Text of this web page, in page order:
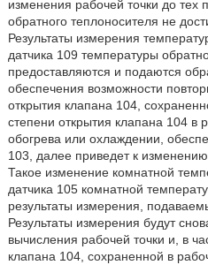
изменения рабочей точки до тех
обратного теплоносителя не
Результаты измерения
датчика 109 температуры
предоставляются и подаются
обеспечения возможности
открытия клапана 104,
степени открытия клапана 104 в
обогрева или охлаждении,
103, далее приведет к
Такое изменение комнатной
датчика 105 комнатной
результаты измерения,
Результаты измерения будут
вычисления рабочей точки и, в
клапана 104, сохраненной в